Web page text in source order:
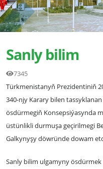
Sanly bilim
7345
Türkmenistanyň Prezidentiniň
340-njy Karary bilen
ösdürmegiň Konsepsiýasynda
üstünlikli durmuşa geçirilmegi
Galkynyşy döwründe dowam
Sanly bilim ulgamyny